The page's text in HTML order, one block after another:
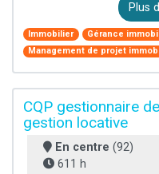
Plus
Immobilier
Gérance
Management de projet
CQP gestionnaire
gestion locative
En centre (92)
611 h